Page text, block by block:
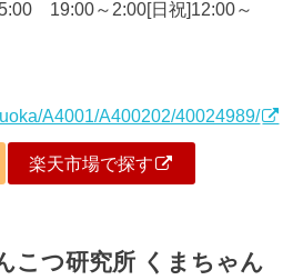
19:00～2:00[日祝]12:00～
A4001/A400202/40024989/
楽天市場で探す
こつ研究所 くまちゃん